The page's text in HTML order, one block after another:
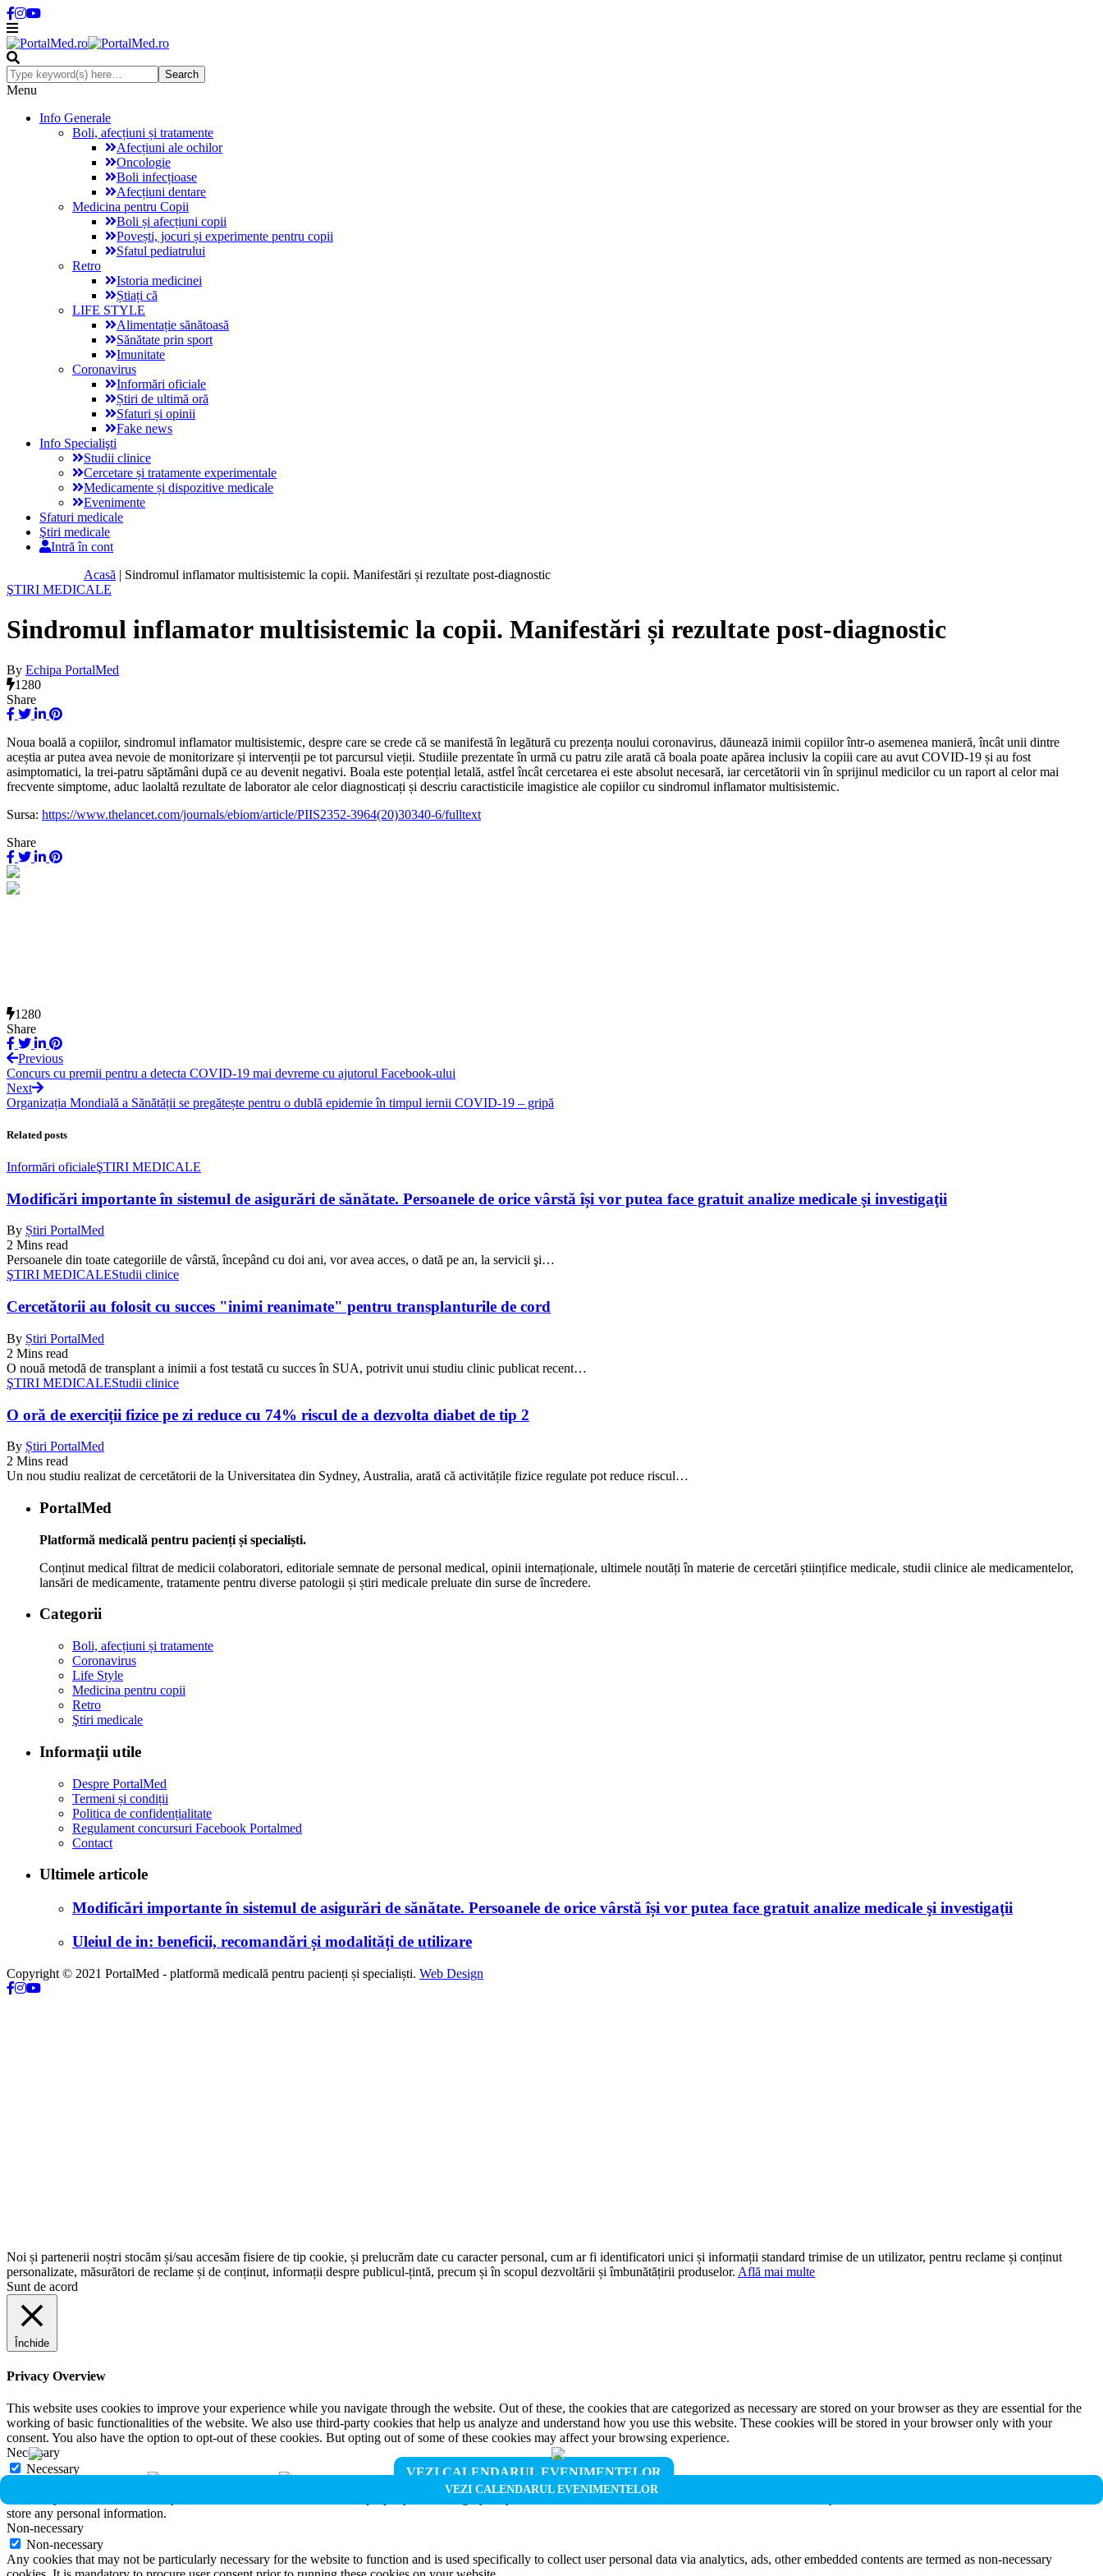
Menu
Info Generale
Boli, afecțiuni și tratamente
Afecțiuni ale ochilor
Oncologie
Boli infecțioase
Afecțiuni dentare
Medicina pentru Copii
Boli și afecțiuni copii
Povești, jocuri și experimente pentru copii
Sfatul pediatrului
Retro
Istoria medicinei
Știați că
LIFE STYLE
Alimentație sănătoasă
Sănătate prin sport
Imunitate
Coronavirus
Informări oficiale
Știri de ultimă oră
Sfaturi și opinii
Fake news
Info Specialişti
Studii clinice
Cercetare și tratamente experimentale
Medicamente și dispozitive medicale
Evenimente
Sfaturi medicale
Ştiri medicale
Intră în cont
Acasă | Sindromul inflamator multisistemic la copii. Manifestări și rezultate post-diagnostic
ŞTIRI MEDICALE
Sindromul inflamator multisistemic la copii. Manifestări și rezultate post-diagnostic
By Echipa PortalMed
1280
Share
Noua boală a copiilor, sindromul inflamator multisistemic, despre care se crede că se manifestă în legătură cu prezența noului coronavirus, dăunează inimii copiilor într-o asemenea manieră, încât unii dintre
aceștia ar putea avea nevoie de monitorizare și intervenții pe tot parcursul vieții. Studiile prezentate în urmă cu patru zile arată că boala poate apărea inclusiv la copiii care au avut COVID-19 și au fost
asimptomatici, la trei-patru săptămâni după ce au devenit negativi. Boala este potențial letală, astfel încât cercetarea ei este absolut necesară, iar cercetătorii vin în sprijinul medicilor cu un raport al celor mai
frecvente simptome, aduc laolaltă rezultate de laborator ale celor diagnosticați și descriu caractisticile imagistice ale copiilor cu sindromul inflamator multisistemic.
Sursa: https://www.thelancet.com/journals/ebiom/article/PIIS2352-3964(20)30340-6/fulltext
Share
VEZI CALENDARUL EVENIMENTELOR
VEZI CALENDARUL EVENIMENTELOR
1280
Share
Previous
Concurs cu premii pentru a detecta COVID-19 mai devreme cu ajutorul Facebook-ului
Next
Organizația Mondială a Sănătății se pregătește pentru o dublă epidemie în timpul iernii COVID-19 – gripă
Related posts
Informări oficialeŞTIRI MEDICALE
Modificări importante în sistemul de asigurări de sănătate. Persoanele de orice vârstă își vor putea face gratuit analize medicale şi investigaţii
By Știri PortalMed
2 Mins read
Persoanele din toate categoriile de vârstă, începând cu doi ani, vor avea acces, o dată pe an, la servicii şi…
ŞTIRI MEDICALEStudii clinice
Cercetătorii au folosit cu succes "inimi reanimate" pentru transplanturile de cord
By Știri PortalMed
2 Mins read
O nouă metodă de transplant a inimii a fost testată cu succes în SUA, potrivit unui studiu clinic publicat recent…
ŞTIRI MEDICALEStudii clinice
O oră de exerciții fizice pe zi reduce cu 74% riscul de a dezvolta diabet de tip 2
By Știri PortalMed
2 Mins read
Un nou studiu realizat de cercetătorii de la Universitatea din Sydney, Australia, arată că activitățile fizice regulate pot reduce riscul…
PortalMed
Platformă medicală pentru pacienți și specialiști.
Conținut medical filtrat de medicii colaboratori, editoriale semnate de personal medical, opinii internaționale, ultimele noutăți în materie de cercetări științifice medicale, studii clinice ale medicamentelor,
lansări de medicamente, tratamente pentru diverse patologii și știri medicale preluate din surse de încredere.
Categorii
Boli, afecțiuni și tratamente
Coronavirus
Life Style
Medicina pentru copii
Retro
Ştiri medicale
Informaţii utile
Despre PortalMed
Termeni și condiții
Politica de confidențialitate
Regulament concursuri Facebook Portalmed
Contact
Ultimele articole
Modificări importante în sistemul de asigurări de sănătate. Persoanele de orice vârstă își vor putea face gratuit analize medicale şi investigaţii
Uleiul de in: beneficii, recomandări și modalități de utilizare
Copyright © 2021 PortalMed - platformă medicală pentru pacienți și specialiști. Web Design
Noi și partenerii noștri stocăm și/sau accesăm fisiere de tip cookie, și prelucrăm date cu caracter personal, cum ar fi identificatori unici și informații standard trimise de un utilizator, pentru reclame și conținut
personalizate, măsurători de reclame și de conținut, informații despre publicul-țintă, precum și în scopul dezvoltării și îmbunătățirii produselor. Află mai multe
Sunt de acord
Închide
Privacy Overview
This website uses cookies to improve your experience while you navigate through the website. Out of these, the cookies that are categorized as necessary are stored on your browser as they are essential for the
working of basic functionalities of the website. We also use third-party cookies that help us analyze and understand how you use this website. These cookies will be stored in your browser only with your
consent. You also have the option to opt-out of these cookies. But opting out of some of these cookies may affect your browsing experience.
Necessary
Necessary
store any personal information.
Non-necessary
Non-necessary
Any cookies that may not be particularly necessary for the website to function and is used specifically to collect user personal data via analytics, ads, other embedded contents are termed as non-necessary